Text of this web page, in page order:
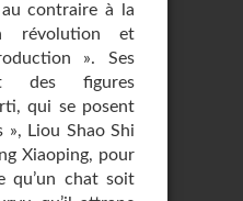
contraire à la
et
». Ses
des figures
qui se posent
», Liou Shao Shi
Xiaoping, pour
qu’un chat soit